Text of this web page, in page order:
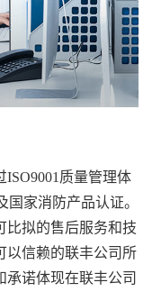
ISO9001质量管理体
国家消防产品认证。
比拟的售后服务和技
以信赖的联丰公司所
承诺体现在联丰公司